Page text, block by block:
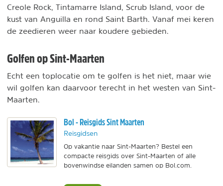
Creole Rock, Tintamarre Island, Scrub Island, voor de
kust van Anguilla en rond Saint Barth. Vanaf mei keren
de zeedieren weer naar koudere gebieden.
Golfen op Sint-Maarten
Echt een toplocatie om te golfen is het niet, maar wie
wil golfen kan daarvoor terecht in het westen van Sint-
Maarten.
Bol - Reisgids Sint Maarten
Reisgidsen
Op vakantie naar Sint-Maarten? Bestel een
compacte reisgids over Sint-Maarten of alle
bovenwindse eilanden samen op Bol.com.